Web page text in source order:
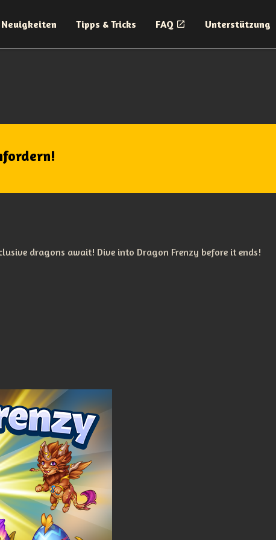
Neuigkeiten Tipps & Tricks FAQ Unterstützung
dragons await! Dive into Dragon Frenzy before it ends!